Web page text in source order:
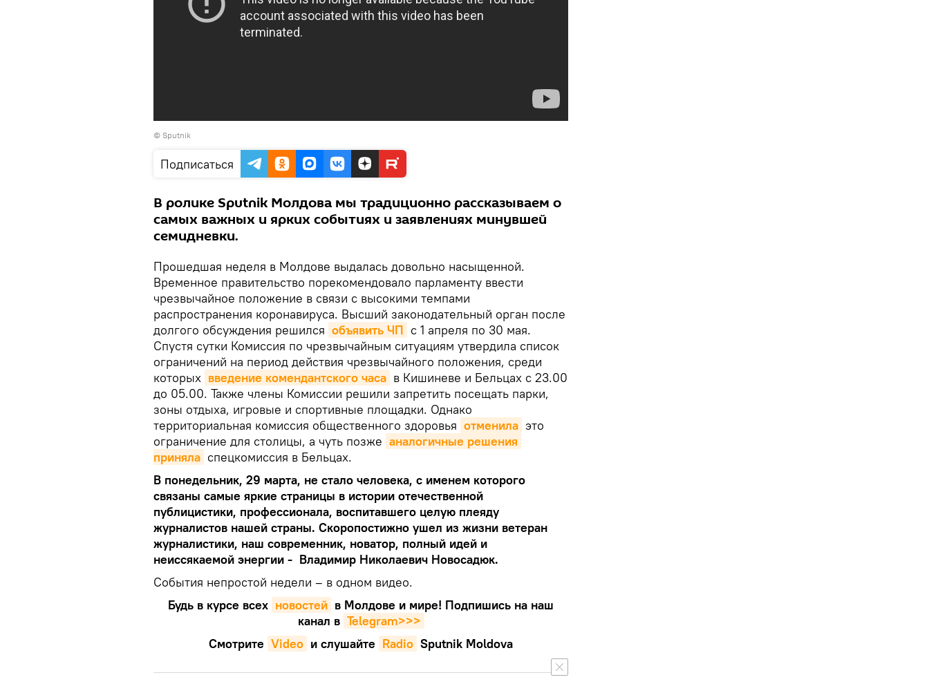
© Sputnik
Подписаться
В ролике Sputnik Молдова мы традиционно рассказываем о
самых важных и ярких событиях и заявлениях минувшей
семидневки.
Прошедшая неделя в Молдове выдалась довольно насыщенной.
Временное правительство порекомендовало парламенту ввести
чрезвычайное положение в связи с высокими темпами
распространения коронавируса. Высший законодательный орган после
долгого обсуждения решился объявить ЧП с 1 апреля по 30 мая.
Спустя сутки Комиссия по чрезвычайным ситуациям утвердила список
ограничений на период действия чрезвычайного положения, среди
которых введение комендантского часа в Кишиневе и Бельцах с 23.00
до 05.00. Также члены Комиссии решили запретить посещать парки,
зоны отдыха, игровые и спортивные площадки. Однако
территориальная комиссия общественного здоровья отменила это
ограничение для столицы, а чуть позже аналогичные решения
приняла спецкомиссия в Бельцах.
В понедельник, 29 марта, не стало человека, с именем которого
связаны самые яркие страницы в истории отечественной
публицистики, профессионала, воспитавшего целую плеяду
журналистов нашей страны. Скоропостижно ушел из жизни ветеран
журналистики, наш современник, новатор, полный идей и
неиссякаемой энергии - Владимир Николаевич Новосадюк.
События непростой недели – в одном видео.
Будь в курсе всех новостей в Молдове и мире! Подпишись на наш
канал в Telegram>>>
Смотрите Video и слушайте Radio Sputnik Moldova